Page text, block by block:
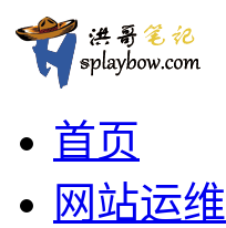
首页
网站运维